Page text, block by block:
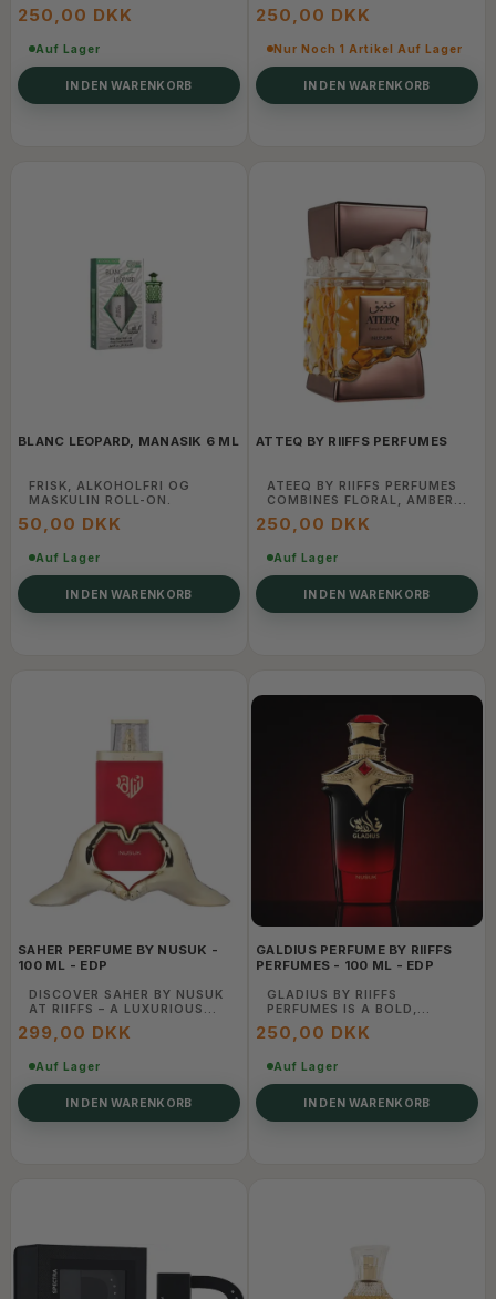
250,00 DKK
Auf Lager
IN DEN WARENKORB
250,00 DKK
Nur Noch 1 Artikel Auf Lager
IN DEN WARENKORB
BLANC LEOPARD, MANASIK 6 ML
FRISK, ALKOHOLFRI OG
MASKULIN ROLL-ON.
50,00 DKK
Auf Lager
IN DEN WARENKORB
ATTEQ BY RIIFFS PERFUMES
ATEEQ BY RIIFFS PERFUMES
COMBINES FLORAL, AMBER,
AND SUBTLE SPICY NOTES
CREATING A VIBRANT,
LASTING FRAGRANCE FULL
OF CHARACTER.
250,00 DKK
Auf Lager
IN DEN WARENKORB
SAHER PERFUME BY NUSUK -
100 ML - EDP
DISCOVER SAHER BY NUSUK
AT RIIFFS – A LUXURIOUS
BLEND OF ARABIC ELEGANCE
AND MODERN CHARM. SHOP
FRAGRANCE ONLINE TODAY.
299,00 DKK
Auf Lager
IN DEN WARENKORB
GALDIUS PERFUME BY RIIFFS
PERFUMES - 100 ML - EDP
GLADIUS BY RIIFFS
PERFUMES IS A BOLD,
MASCULINE BLEND OF RICH
WOODY NOTES, WARM
VANILLA.
250,00 DKK
Auf Lager
IN DEN WARENKORB